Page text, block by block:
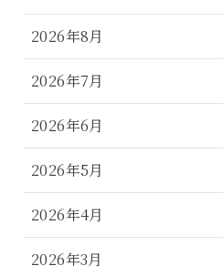
2026年8月
2026年7月
2026年6月
2026年5月
2026年4月
2026年3月